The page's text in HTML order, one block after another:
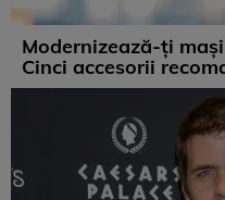
Modernizează-ți
Cinci accesorii